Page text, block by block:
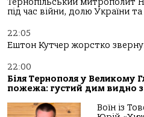
Тернопільський митрополит
під час війни, долю України
22:05
Ештон Кутчер жорстко
22:00
Біля Тернополя у Великому
пожежа: густий дим видно з
Воїн із